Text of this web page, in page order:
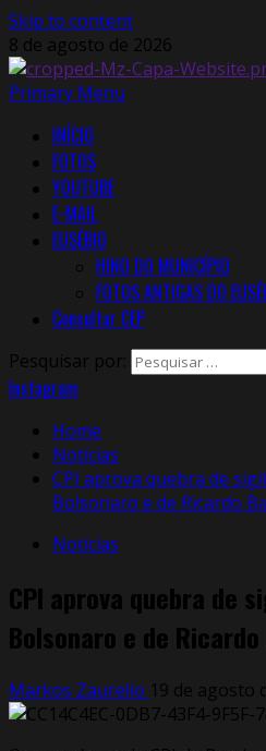
Skip to content
8 de agosto de 2026
Primary Menu
INÍCIO
FOTOS
YOUTUBE
E-MAIL
EUSÉBIO
HINO DO MUNICÍPIO
FOTOS ANTIGAS DO
Consultar CEP
Pesquisar por:
Instagram
Home
Notícias
CPI aprova quebra de
Bolsonaro e de Ricardo
Notícias
CPI aprova quebra de
Bolsonaro e de
Markos Zaurelio 19 de agosto